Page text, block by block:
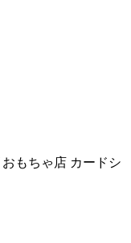
おもちゃ店 カードシ